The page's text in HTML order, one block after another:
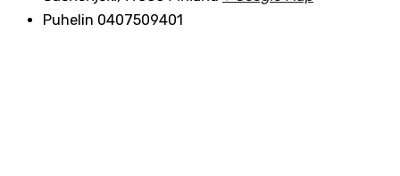
Puhelin 0407509401